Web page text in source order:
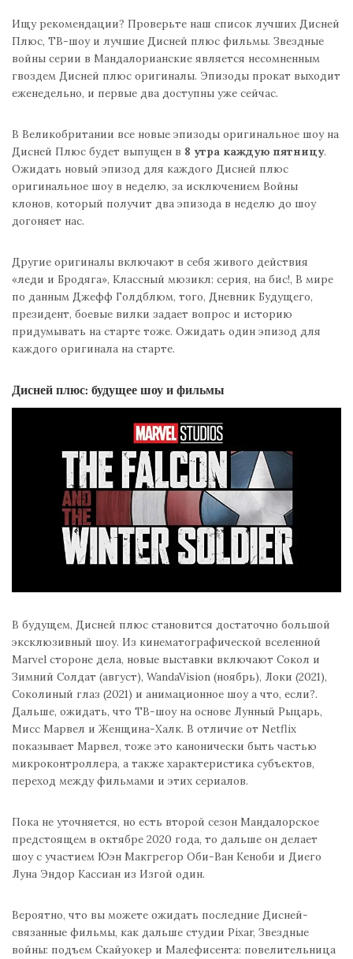
Ищу рекомендации? Проверьте наш список лучших Дисней
Плюс, ТВ-шоу и лучшие Дисней плюс фильмы. Звездные
войны серии в Мандалорианские является несомненным
гвоздем Дисней плюс оригиналы. Эпизоды прокат выходит
еженедельно, и первые два доступны уже сейчас.
В Великобритании все новые эпизоды оригинальное шоу на
Дисней Плюс будет выпущен в 8 утра каждую пятницу.
Ожидать новый эпизод для каждого Дисней плюс
оригинальное шоу в неделю, за исключением Войны
клонов, который получит два эпизода в неделю до шоу
догоняет нас.
Другие оригиналы включают в себя живого действия
«леди и Бродяга», Классный мюзикл: серия, на бис!, В мире
по данным Джефф Голдблюм, того, Дневник Будущего,
президент, боевые вилки задает вопрос и историю
придумывать на старте тоже. Ожидать один эпизод для
каждого оригинала на старте.
Дисней плюс: будущее шоу и фильмы
В будущем, Дисней плюс становится достаточно большой
эксклюзивный шоу. Из кинематографической вселенной
Marvel стороне дела, новые выставки включают Сокол и
Зимний Солдат (август), WandaVision (ноябрь), Локи (2021),
Соколиный глаз (2021) и анимационное шоу а что, если?.
Дальше, ожидать, что ТВ-шоу на основе Лунный Рыцарь,
Мисс Марвел и Женщина-Халк. В отличие от Netflix
показывает Марвел, тоже это канонически быть частью
микроконтроллера, а также характеристика субъектов,
переход между фильмами и этих сериалов.
Пока не уточняется, но есть второй сезон Мандалорское
предстоящем в октябре 2020 года, то дальше он делает
шоу с участием Юэн Макгрегор Оби-Ван Кеноби и Диего
Луна Эндор Кассиан из Изгой один.
Вероятно, что вы можете ожидать последние Дисней-
связанные фильмы, как дальше студии Pixar, Звездные
войны: подъем Скайуокер и Малефисента: повелительница